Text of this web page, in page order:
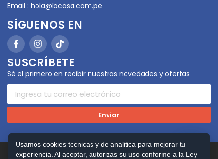
Email : hola@locasa.com.pe
SÍGUENOS EN
SUSCRÍBETE
Sé el primero en recibir nuestras novedades y ofertas
Enviar
Copyright © 2026 LOCASA. Todos los Derechos
Usamos cookies tecnicas y de analitica para mejorar tu
experiencia. Al aceptar, autorizas su uso conforme a la Ley